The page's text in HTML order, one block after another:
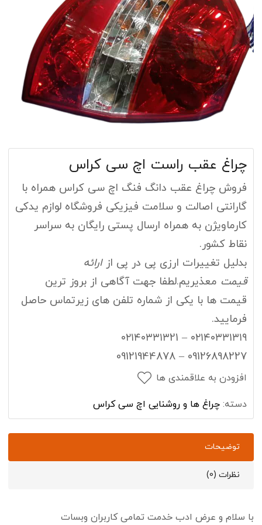
چراغ عقب راست اچ سی کراس
فروش چراغ عقب دانگ فنگ اچ سی کراس همراه با
گارانتی اصالت و سلامت فیزیکی فروشگاه لوازم یدکی
کارماویژن به همراه ارسال پستی رایگان به سراسر
نقاط کشور.
بدلیل تغییرات ارزی پی در پی از ارائه
قیمت معذیریم.لطفا جهت آگاهی از بروز ترین
قیمت ها با یکی از شماره تلفن های زیرتماس حاصل
فرمایید.
۰۲۱۴۰۳۳۱۳۱۹ – ۰۲۱۴۰۳۳۱۳21
09126898227 – 09121944878
افزودن به علاقمندی ها
دسته: چراغ ها و روشنایی اچ سی کراس
توضیحات
نظرات (0)
با سلام و عرض ادب خدمت تمامی کاربران وبسات